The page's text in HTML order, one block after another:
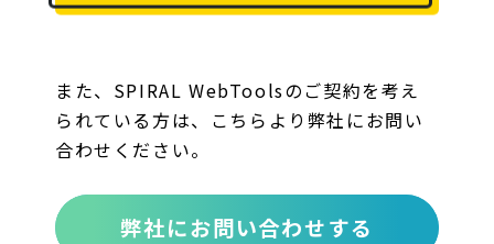
また、SPIRAL WebToolsのご契約を考え
られている方は、こちらより弊社にお問い
合わせください。
弊社にお問い合わせする